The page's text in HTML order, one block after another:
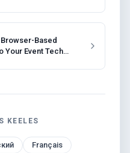
Based
Your Event Tech
KEELES
Français